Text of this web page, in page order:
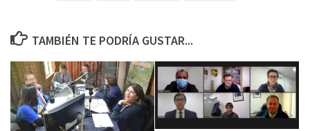
TAMBIÉN TE PODRÍA GUSTAR...